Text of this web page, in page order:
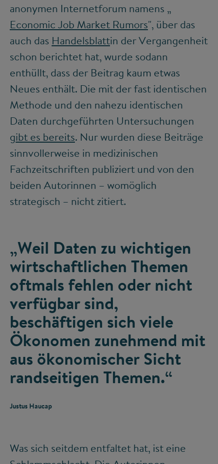
anonymen Internetforum namens „
Economic Job Market Rumors", über das
auch das Handelsblattin der Vergangenheit
schon berichtet hat, wurde sodann
enthüllt, dass der Beitrag kaum etwas
Neues enthält. Die mit der fast identischen
Methode und den nahezu identischen
Daten durchgeführten Untersuchungen
gibt es bereits. Nur wurden diese Beiträge
sinnvollerweise in medizinischen
Fachzeitschriften publiziert und von den
beiden Autorinnen – womöglich
strategisch – nicht zitiert.
„Weil Daten zu wichtigen
wirtschaftlichen Themen
oftmals fehlen oder nicht
verfügbar sind,
beschäftigen sich viele
Ökonomen zunehmend mit
aus ökonomischer Sicht
randseitigen Themen.“
Justus Haucap
Was sich seitdem entfaltet hat, ist eine